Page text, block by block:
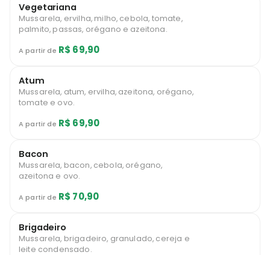
Vegetariana
Mussarela, ervilha, milho, cebola, tomate,
palmito, passas, orégano e azeitona.
A partir de R$ 69,90
Atum
Mussarela, atum, ervilha, azeitona, orégano,
tomate e ovo.
A partir de R$ 69,90
Bacon
Mussarela, bacon, cebola, orégano,
azeitona e ovo.
A partir de R$ 70,90
Brigadeiro
Mussarela, brigadeiro, granulado, cereja e
leite condensado.